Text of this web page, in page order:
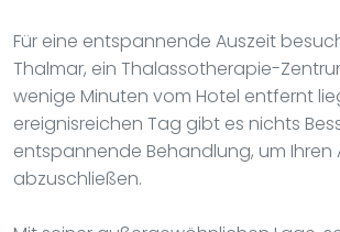
Für eine entspannende Auszeit
Thalmar, ein Thalassotherapie-
wenige Minuten vom Hotel entfernt
ereignisreichen Tag gibt es nichts
entspannende Behandlung, um Ihren
abzuschließen.